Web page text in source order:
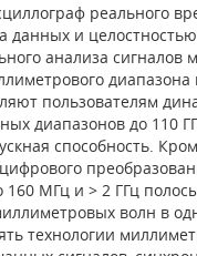
реального
и
анализа
пользователям
диапазонов до 110
способность.
МГц и > 2 ГГц
волн в
технологии